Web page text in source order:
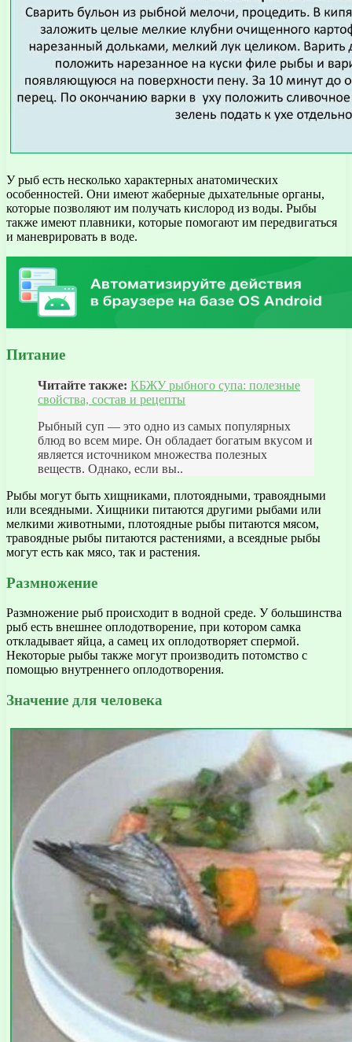
У рыб есть несколько характерных анатомических
особенностей. Они имеют жаберные дыхательные органы,
которые позволяют им получать кислород из воды. Рыбы
также имеют плавники, которые помогают им передвигаться
и маневрировать в воде.
Питание
Читайте также: КБЖУ рыбного супа: полезные
свойства, состав и рецепты
Рыбный суп — это одно из самых популярных
блюд во всем мире. Он обладает богатым вкусом и
является источником множества полезных
веществ. Однако, если вы..
Рыбы могут быть хищниками, плотоядными, травоядными
или всеядными. Хищники питаются другими рыбами или
мелкими животными, плотоядные рыбы питаются мясом,
травоядные рыбы питаются растениями, а всеядные рыбы
могут есть как мясо, так и растения.
Размножение
Размножение рыб происходит в водной среде. У большинства
рыб есть внешнее оплодотворение, при котором самка
откладывает яйца, а самец их оплодотворяет спермой.
Некоторые рыбы также могут производить потомство с
помощью внутреннего оплодотворения.
Значение для человека